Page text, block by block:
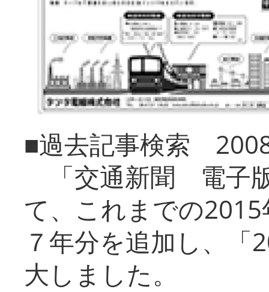
■過去記事検索
「交通新聞 電子
て、これまでの
７年分を追加し、「
大しまし